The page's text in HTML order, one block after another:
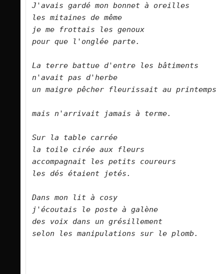
J'avais gardé mon bonnet à oreilles
les mitaines de même
je me frottais les genoux
pour que l'onglée parte.
La terre battue d'entre les bâtiments
n'avait pas d'herbe
un maigre pêcher fleurissait au printemps
mais n'arrivait jamais à terme.
Sur la table carrée
la toile cirée aux fleurs
accompagnait les petits coureurs
les dés étaient jetés.
Dans mon lit à cosy
j'écoutais le poste à galène
des voix dans un grésillement
selon les manipulations sur le plomb.